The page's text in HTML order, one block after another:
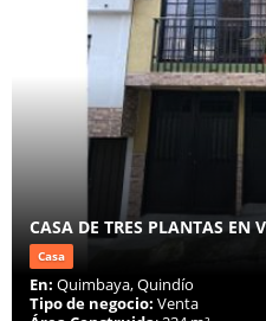
CASA DE TRES PLANTAS EN
Casa
En: Quimbaya, Quindío
Tipo de negocio: Venta